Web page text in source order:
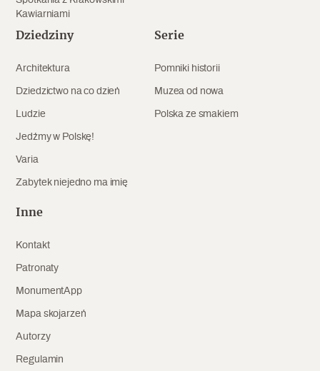
Kawiarniami
Dziedziny
Architektura
Dziedzictwo na co dzień
Ludzie
Jedźmy w Polskę!
Varia
Zabytek niejedno ma imię
Serie
Pomniki historii
Muzea od nowa
Polska ze smakiem
Inne
Kontakt
Patronaty
MonumentApp
Mapa skojarzeń
Autorzy
Regulamin